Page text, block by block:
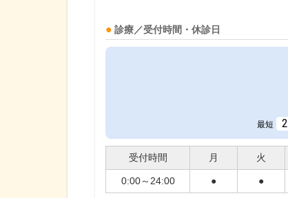
診療／受付時間・休診日
最短 2
受付時間 月 火
0:00～24:00 ● ●